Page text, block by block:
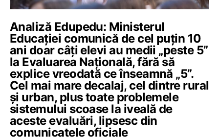
Analiză Edupedu: Ministerul
Educației comunică de cel puțin 10
ani doar câți elevi au medii „peste 5”
la Evaluarea Națională, fără să
explice vreodată ce înseamnă „5”.
Cel mai mare decalaj, cel dintre rural
și urban, plus toate problemele
sistemului scoase la iveală de
aceste evaluări, lipsesc din
comunicatele oficiale